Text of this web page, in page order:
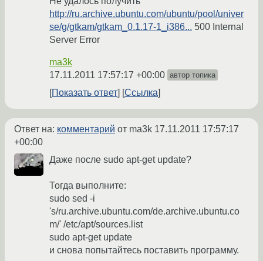
http://ru.archive.ubuntu.com/ubuntu/pool/univer
se/g/gtkam/gtkam_0.1.17-1_i386... 500 Internal
Server Error
ma3k
17.11.2011 17:57:17 +00:00 автор топика
Показать ответ Ссылка
Ответ на: комментарий от ma3k 17.11.2011 17:57:17
+00:00
Даже после sudo apt-get update?
Тогда выполните:
sudo sed -i
's/ru.archive.ubuntu.com/de.archive.ubuntu.co
m/' /etc/apt/sources.list
sudo apt-get update
и снова попытайтесь поставить программу.